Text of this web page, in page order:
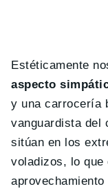
Estéticamente
aspecto
y una carrocería
vanguardista del
sitúan en los
voladizos, lo que